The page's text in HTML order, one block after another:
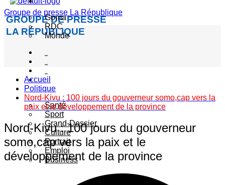
Groupe de presse La République
GROUPE DE PRESSE
LA RÉPUBLIQUE
Goma
RDC
Monde
Santé
Sport
Grand-Dossier
Culture
Portrait
Emploi
Business
Accueil
Politique
Nord-Kivu : 100 jours du gouverneur somo,cap vers la
paix et le développement de la province
Nord-Kivu : 100 jours du gouverneur
somo,cap vers la paix et le
développement de la province